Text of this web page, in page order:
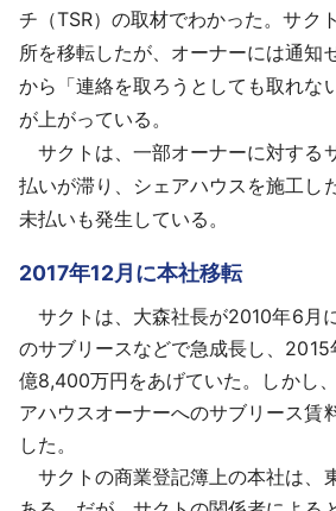
English
チ（TSR）の取材でわかった。サク
所を移転したが、オーナーには通知
から「連絡を取ろうとしても取れな
が上がっている。
サクトは、一部オーナーに対する
払いが滞り、シェアハウスを施工し
未払いも発生している。
2017年12月に本社移転
サクトは、大森社長が2010年6月
のサブリースなどで急成長し、
億8,400万円をあげていた。しかし
アハウスオーナーへのサブリース賃
した。
サクトの商業登記簿上の本社は、